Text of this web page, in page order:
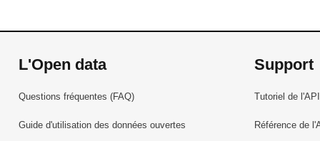
L'Open data
Questions fréquentes (FAQ)
Guide d'utilisation des données ouvertes
Support
Tutoriel de l'API
Référence de